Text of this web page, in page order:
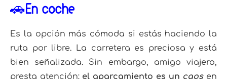
🚗En coche
Es la opción más cómoda si estás haciendo la
ruta por libre. La carretera es preciosa y está
bien señalizada. Sin embargo, amigo viajero,
presta atención: el aparcamiento es un caosen